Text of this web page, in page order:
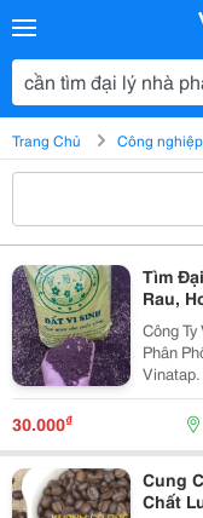
Trang Chủ Công
Tìm
Rau,
Công
Phân
Vinatap.
Cảnh...trên
Có
30.000₫
Cung
Chất